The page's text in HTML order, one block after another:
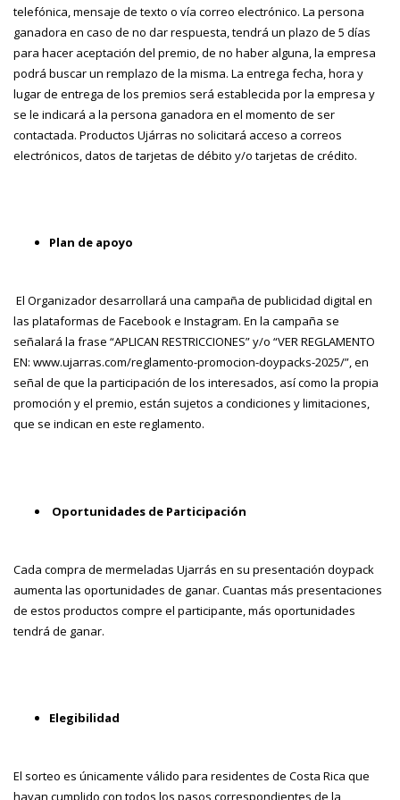
telefónica, mensaje de texto o vía correo electrónico. La persona
ganadora en caso de no dar respuesta, tendrá un plazo de 5 días
para hacer aceptación del premio, de no haber alguna, la empresa
podrá buscar un remplazo de la misma. La entrega fecha, hora y
lugar de entrega de los premios será establecida por la empresa y
se le indicará a la persona ganadora en el momento de ser
contactada. Productos Ujárras no solicitará acceso a correos
electrónicos, datos de tarjetas de débito y/o tarjetas de crédito.
Plan de apoyo
El Organizador desarrollará una campaña de publicidad digital en
las plataformas de Facebook e Instagram. En la campaña se
señalará la frase “APLICAN RESTRICCIONES” y/o “VER REGLAMENTO
EN: www.ujarras.com/reglamento-promocion-doypacks-2025/”, en
señal de que la participación de los interesados, así como la propia
promoción y el premio, están sujetos a condiciones y limitaciones,
que se indican en este reglamento.
Oportunidades de Participación
Cada compra de mermeladas Ujarrás en su presentación doypack
aumenta las oportunidades de ganar. Cuantas más presentaciones
de estos productos compre el participante, más oportunidades
tendrá de ganar.
Elegibilidad
El sorteo es únicamente válido para residentes de Costa Rica que
hayan cumplido con todos los pasos correspondientes de la